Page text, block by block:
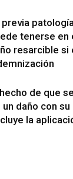
previa
tenerse en
resarcible si
de que
un daño con
la